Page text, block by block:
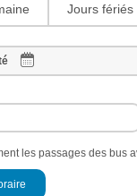
Jours fériés
les passages des bus